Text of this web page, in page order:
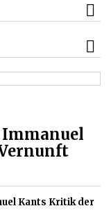
Immanuel
Kants Kritik der